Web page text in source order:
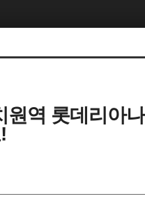
원역 롯데리아